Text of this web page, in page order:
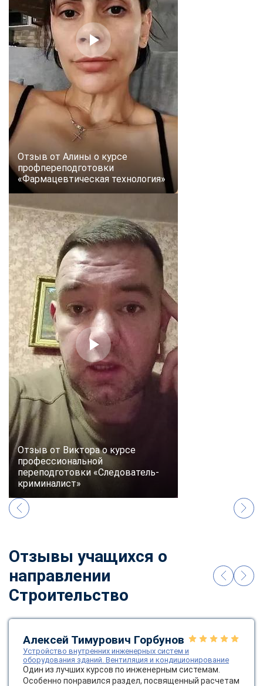
Отзыв от Алины о курсе
профпереподготовки
«Фармацевтическая технология»
Отзыв от Виктора о курсе
профессиональной
переподготовки «Следователь-
криминалист»
Отзывы учащихся о
направлении
Строительство
Алексей Тимурович Горбунов
Устройство внутренних инженерных систем и
оборудования зданий. Вентиляция и кондиционирование
Один из лучших курсов по инженерным системам.
Особенно понравился раздел, посвященный расчетам
online
Мессенджеры
Свяжитесь с нами через любой удобный мессенджер!